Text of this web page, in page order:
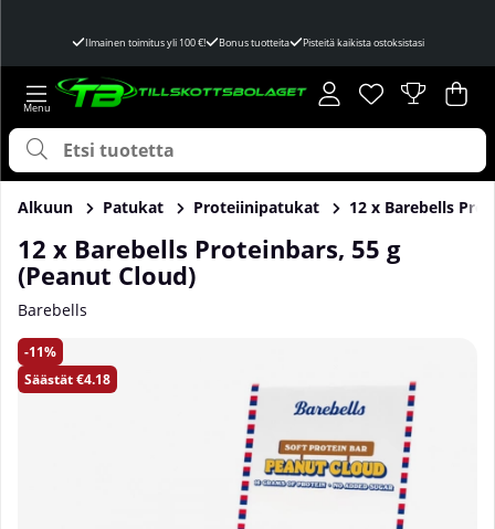
Ilmainen toimitus yli 100 €! Bonus tuotteita Pisteitä kaikista ostoksistasi
Toivelista
Lukumäärä
. .
Alkuun Patukat Proteiinipatukat 12 x Barebells
12 x Barebells Proteinbars, 55 g
(Peanut Cloud)
Barebells
11
Säästät€4.18
Tuotekuvat 12 x Barebells Proteinbars, 55 g (Peanut Cloud)